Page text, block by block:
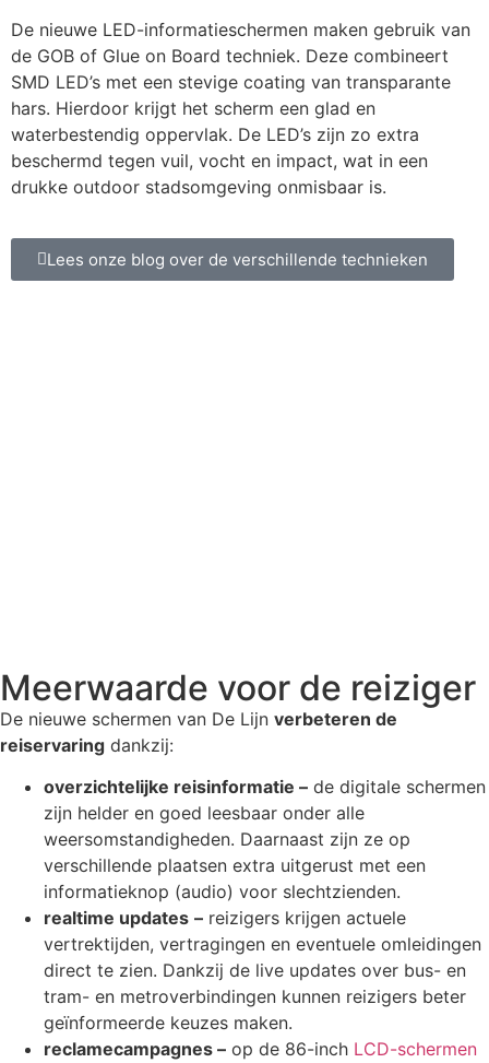
De nieuwe LED-informatieschermen maken gebruik van
de GOB of Glue on Board techniek. Deze combineert
SMD LED’s met een stevige coating van transparante
hars. Hierdoor krijgt het scherm een glad en
waterbestendig oppervlak. De LED’s zijn zo extra
beschermd tegen vuil, vocht en impact, wat in een
drukke outdoor stadsomgeving onmisbaar is.
Lees onze blog over de verschillende technieken
Meerwaarde voor de reiziger
De nieuwe schermen van De Lijn verbeteren de
reiservaring dankzij:
overzichtelijke reisinformatie – de digitale schermen
zijn helder en goed leesbaar onder alle
weersomstandigheden. Daarnaast zijn ze op
verschillende plaatsen extra uitgerust met een
informatieknop (audio) voor slechtzienden.
realtime updates – reizigers krijgen actuele
vertrektijden, vertragingen en eventuele omleidingen
direct te zien. Dankzij de live updates over bus- en
tram- en metroverbindingen kunnen reizigers beter
geïnformeerde keuzes maken.
reclamecampagnes – op de 86-inch LCD-schermen